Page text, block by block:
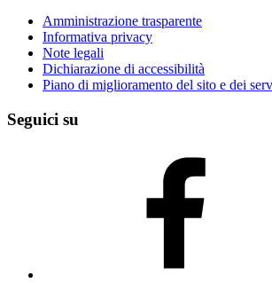
Amministrazione trasparente
Informativa privacy
Note legali
Dichiarazione di accessibilità
Piano di miglioramento del sito e dei
Seguici su